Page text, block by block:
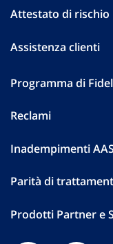
Attestato di rischio
Assistenza clienti
Programma di
Reclami
Inadempimenti AAS
Parità di
Prodotti Partner e